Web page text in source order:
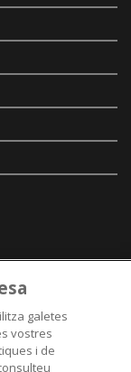
galetes
vostres
i de